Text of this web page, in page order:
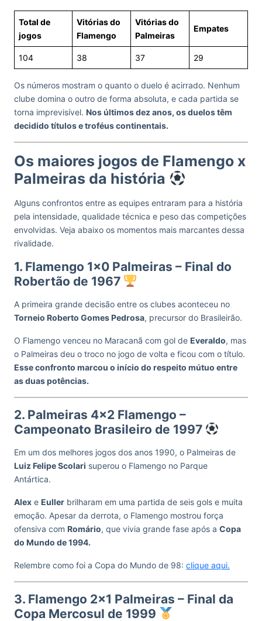
Total de
jogos
Vitórias do
Flamengo
Vitórias do
Palmeiras
Empates
104 38 37 29
Os números mostram o quanto o duelo é acirrado. Nenhum
clube domina o outro de forma absoluta, e cada partida se
torna imprevisível. Nos últimos dez anos, os duelos têm
decidido títulos e troféus continentais.
Os maiores jogos de Flamengo x
Palmeiras da história
Alguns confrontos entre as equipes entraram para a história
pela intensidade, qualidade técnica e peso das competições
envolvidas. Veja abaixo os momentos mais marcantes dessa
rivalidade.
1. Flamengo 1×0 Palmeiras – Final do
Robertão de 1967
A primeira grande decisão entre os clubes aconteceu no
Torneio Roberto Gomes Pedrosa, precursor do Brasileirão.
O Flamengo venceu no Maracanã com gol de Everaldo, mas
o Palmeiras deu o troco no jogo de volta e ficou com o título.
Esse confronto marcou o início do respeito mútuo entre
as duas potências.
2. Palmeiras 4×2 Flamengo –
Campeonato Brasileiro de 1997
Em um dos melhores jogos dos anos 1990, o Palmeiras de
Luiz Felipe Scolari superou o Flamengo no Parque
Antártica.
Alex e Euller brilharam em uma partida de seis gols e muita
emoção. Apesar da derrota, o Flamengo mostrou força
ofensiva com Romário, que vivia grande fase após a Copa
do Mundo de 1994.
Relembre como foi a Copa do Mundo de 98: clique aqui.
3. Flamengo 2×1 Palmeiras – Final da
Copa Mercosul de 1999